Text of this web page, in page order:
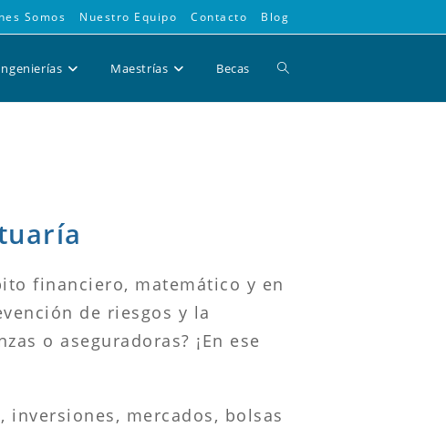
Somos Nuestro Equipo Contacto Blog
Maestrías Becas Alternar
financiero, matemático y en
de riesgos y la
o aseguradoras? ¡En ese
mercados, bolsas